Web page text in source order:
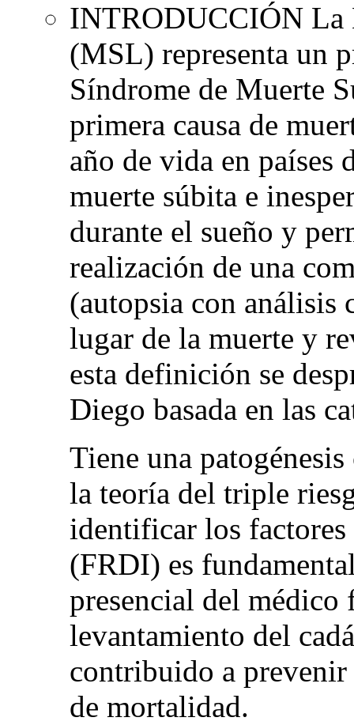
INTRODUCCIÓN La
(MSL) representa un
Síndrome de Muerte
primera causa de
año de vida en países
muerte súbita e
durante el sueño y
realización de una
(autopsia con análisis
lugar de la muerte y
esta definición se
Diego basada en las
Tiene una
la teoría del triple
identificar los
(FRDI) es
presencial del médico
levantamiento del
contribuido a
de mortalidad.